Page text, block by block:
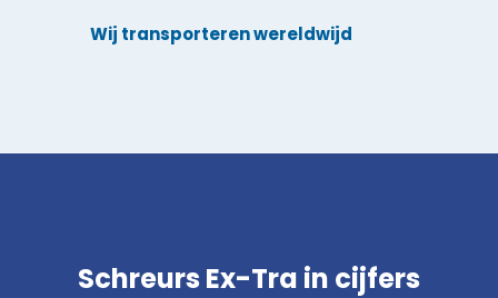
Wij transporteren wereldwijd
Schreurs Ex-Tra in cijfers